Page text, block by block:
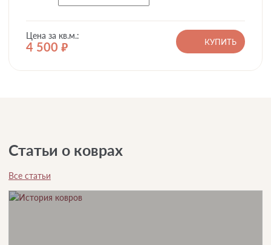
Цена за кв.м.:
4 500 руб.
КУПИТЬ
Статьи о коврах
Все статьи